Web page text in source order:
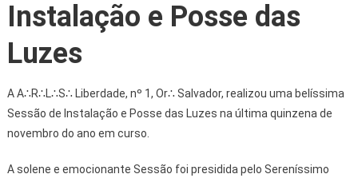
Instalação e Posse das
Luzes
A A∴R∴L∴S∴ Liberdade, nº 1, Or∴ Salvador, realizou uma belíssima
Sessão de Instalação e Posse das Luzes na última quinzena de
novembro do ano em curso.
A solene e emocionante Sessão foi presidida pelo Sereníssimo